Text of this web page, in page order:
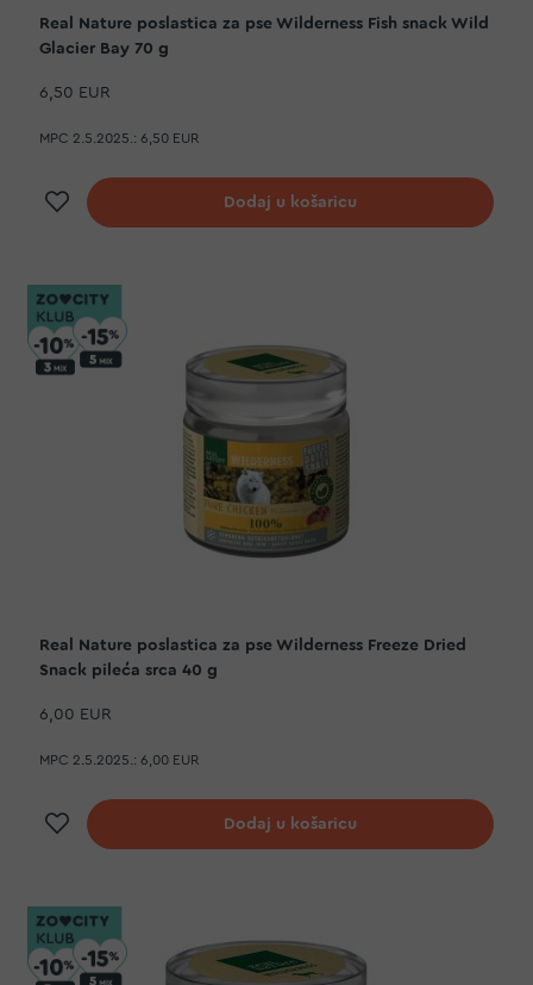
Real Nature poslastica za pse Wilderness Fish snack Wild
Glacier Bay 70 g
6,50 EUR
MPC 2.5.2025.: 6,50 EUR
Dodaj na listu želja
Dodaj u košaricu
Real Nature poslastica za pse Wilderness Freeze Dried
Snack pileća srca 40 g
6,00 EUR
MPC 2.5.2025.: 6,00 EUR
Dodaj na listu želja
Dodaj u košaricu